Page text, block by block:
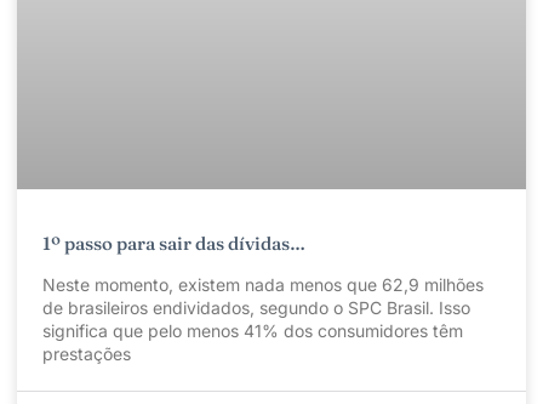
1º passo para sair das dívidas…
Neste momento, existem nada menos que 62,9 milhões
de brasileiros endividados, segundo o SPC Brasil. Isso
significa que pelo menos 41% dos consumidores têm
prestações